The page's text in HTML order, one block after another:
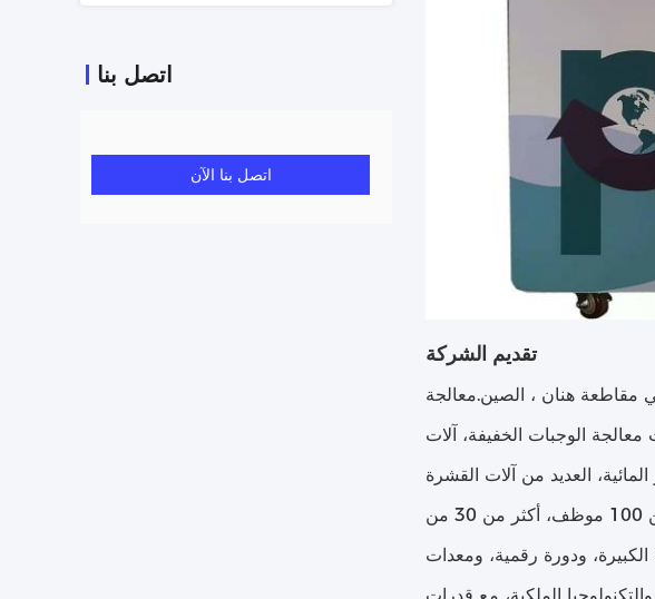
اتصل بنا
اتصل بنا الآن
تقديم الشركة
مقاطعة هنان ، الصين.معالجة
معالجة الوجبات الخفيفة، آلات
الشركة تغطي مساحة 10000 متر مربع، مع أصول ثابتة قدرها 50 مليون يوان. هناك أكثر من 100 موظف، أكثر من 30 من
الصحافة الكبيرة، ودورة رقمية، ومعدات